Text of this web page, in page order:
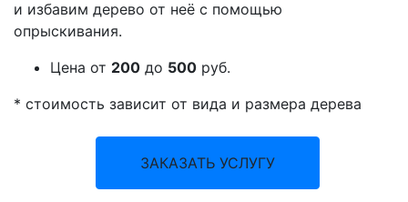
и избавим дерево от неё с помощью
опрыскивания.
Цена от 200 до 500 руб.
* стоимость зависит от вида и размера дерева
ЗАКАЗАТЬ УСЛУГУ